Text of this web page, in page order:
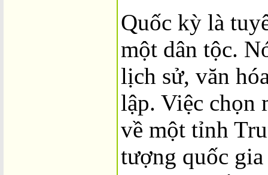
Quốc kỳ là
một dân tộc.
lịch sử, văn
lập. Việc chọn
về một tỉnh
tượng quốc